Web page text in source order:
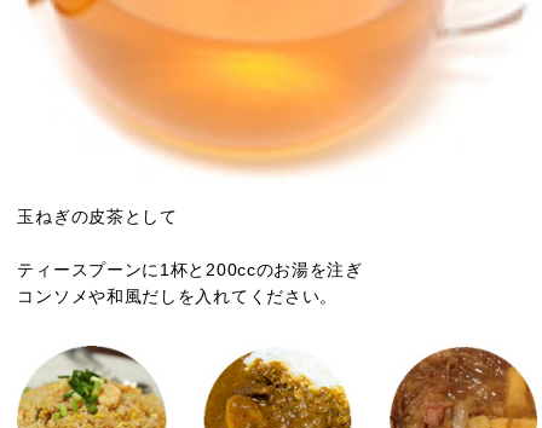
玉ねぎの皮茶として
ティースプーンに1杯と200ccのお湯を注ぎ
コンソメや和風だしを入れてください。